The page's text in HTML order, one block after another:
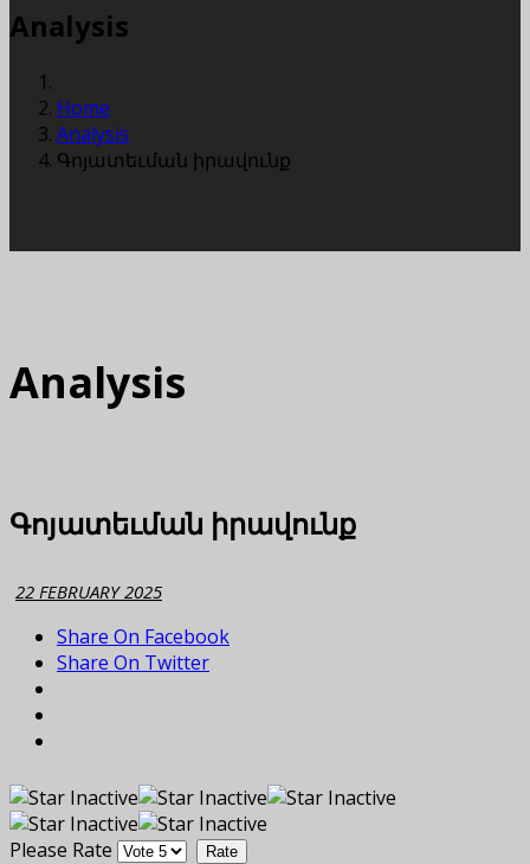
Analysis
Home
Analysis
Գոյատեւման իրավունք
Analysis
Գոյատեւման իրավունք
22 FEBRUARY 2025
Share On Facebook
Share On Twitter
Please Rate